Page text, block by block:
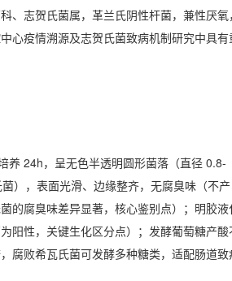
、志贺氏菌属，革兰氏阴性杆菌，兼性厌氧
心疫情溯源及志贺氏菌致病机制研究中具有
养 24h，呈无色半透明圆形菌落 （直径 0.8-
），表面光滑、边缘整齐， 无腐臭味（不产
菌的腐臭味差异显著，核心鉴别点）；明胶液
阳性，关键生化区分点）；发酵葡萄糖产酸
腐败希瓦氏菌可发酵多种糖类，适配肠道致